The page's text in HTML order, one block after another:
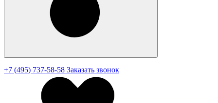
+7 (495) 737-58-58 Заказать звонок